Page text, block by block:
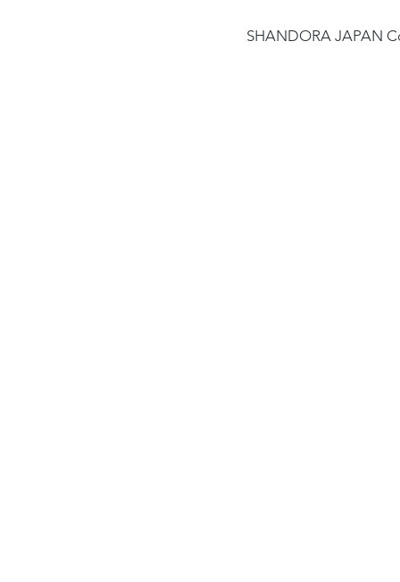
​SHANDORA JAPAN